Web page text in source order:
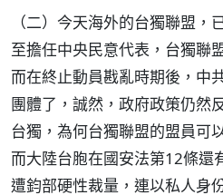
（二）今天海外的台獨聯盟，
至擔任中央民意代表，台獨聯
而在終止動員戡亂時期後，中
團體了，誠然，政府政策仍然
台獨，為何台獨聯盟的盟員可
而大陸台胞在國安法第12條還
遭鈞部硬性裁量，連以私人身